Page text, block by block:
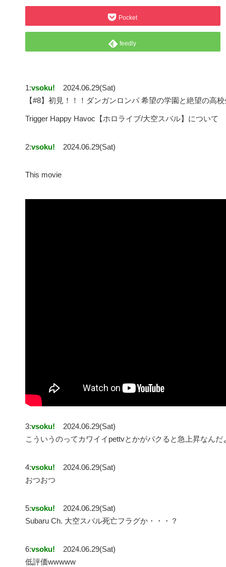
Pocket
feedly
1:vsoku!
2024.06.29(Sat)
【#8】初見！！！ダンガンロンパ 希望の学園と絶望の高
Trigger Happy Havoc【ホロライブ/大空スバル】について
2:vsoku! 2024.06.29(Sat)
This movie
3:vsoku!
2024.06.29(Sat)
こういうのってカワイイpettvとかがパクると急上昇なんだ
4:vsoku!
2024.06.29(Sat)
おつおつ
5:vsoku!
2024.06.29(Sat)
Subaru Ch. 大空スバル死亡フラグか・・・？
6:vsoku!
2024.06.29(Sat)
低評価wwwww